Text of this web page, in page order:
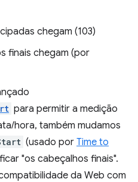
chegam (103)
finais chegam (por
para permitir a medição
hora, também mudamos
(usado por Time to
"os cabeçalhos finais".
da Web com